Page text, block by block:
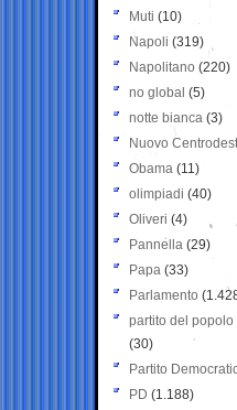
Muti (10)
Napoli (319)
Napolitano (220)
no global (5)
notte bianca (3)
Nuovo
Obama (11)
olimpiadi (40)
Oliveri (4)
Pannella (29)
Papa (33)
Parlamento
partito del
(30)
Partito
PD (1.188)